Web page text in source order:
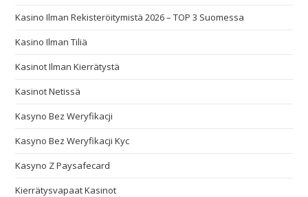
Kasino Ilman Rekisteröitymistä 2026 – TOP 3 Suomessa
Kasino Ilman Tiliä
Kasinot Ilman Kierrätystä
Kasinot Netissä
Kasyno Bez Weryfikacji
Kasyno Bez Weryfikacji Kyc
Kasyno Z Paysafecard
Kierrätysvapaat Kasinot